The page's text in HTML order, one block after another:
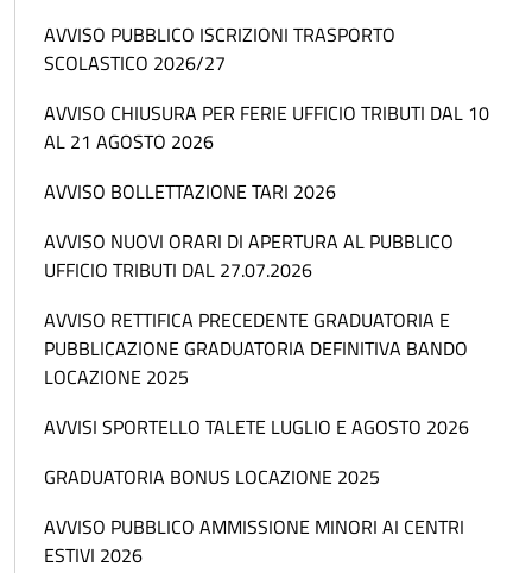
AVVISO PUBBLICO ISCRIZIONI TRASPORTO
SCOLASTICO 2026/27
AVVISO CHIUSURA PER FERIE UFFICIO TRIBUTI DAL 10
AL 21 AGOSTO 2026
AVVISO BOLLETTAZIONE TARI 2026
AVVISO NUOVI ORARI DI APERTURA AL PUBBLICO
UFFICIO TRIBUTI DAL 27.07.2026
AVVISO RETTIFICA PRECEDENTE GRADUATORIA E
PUBBLICAZIONE GRADUATORIA DEFINITIVA BANDO
LOCAZIONE 2025
AVVISI SPORTELLO TALETE LUGLIO E AGOSTO 2026
GRADUATORIA BONUS LOCAZIONE 2025
AVVISO PUBBLICO AMMISSIONE MINORI AI CENTRI
ESTIVI 2026